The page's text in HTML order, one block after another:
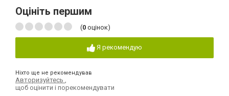
Оцініть першим
(0 оцінок)
Я рекомендую
Ніхто ще не рекомендував
Авторизуйтесь
щоб оцінити і порекомендувати